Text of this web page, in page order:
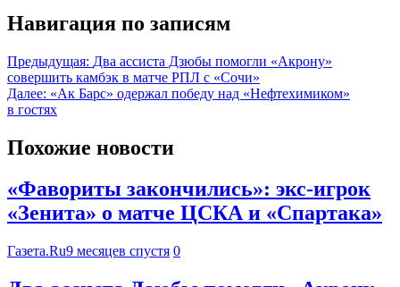
Навигация по записям
Предыдущая: Два ассиста Дзюбы помогли «Акрону»
совершить камбэк в матче РПЛ с «Сочи»
Далее: «Ак Барс» одержал победу над «Нефтехимиком»
в гостях
Похожие новости
«Фавориты закончились»: экс-игрок
«Зенита» о матче ЦСКА и «Спартака»
Газета.Ru9 месяцев спустя 0